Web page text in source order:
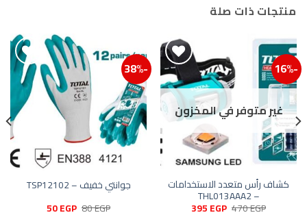
منتجات ذات صلة
-16%
إضافة إلى قائمة الرغبات
غير متوفر في المخزون
كشاف رأس متعدد الاستخدامات
– THL013AAA2
470EGP السعر395EGP
-38%
جوانتي خفيف – TSP12102
80EGP السعر50EGP السعر